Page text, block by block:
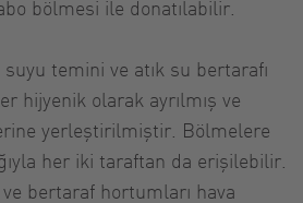
bölmesi ile donatılabilir.
temini ve atık su bertarafı
hijyenik olarak ayrılmış ve
yerleştirilmiştir. Bölmelere
her iki taraftan da erişilebilir.
bertaraf hortumları hava